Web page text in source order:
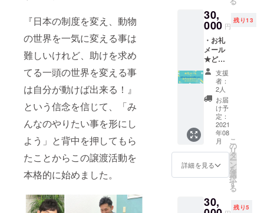
『日本の制度を変え、動物
の世界を一気に変える事は
難しいけれど、助けを求め
てる一頭の世界を変える事
は自分が動けば出来る！』
という信念を信じて、「み
んなのやりたい事を形にし
よう」と背中を押してもら
たことからこの譲渡活動を
本格的に始めました。
お願いいた
中国
製、本
体洗濯
表示：
無、大
きさ20
㎝
×20cm
※2021
年8月～
11月の
間にお
届けし
ます。
30,
000 円
残り13
・お礼
メール
★どち
らかお
選びく
ださい
★ ①・
愛犬お
誕生日
ケーキ
（１
個） 直
径:9.5c
m×高
さ:4.5c
m 【原
カッ
テージ
支援
者：
2人
お届
け予
定：
2021
年08
月
詳細を見る
こ
の
リ
タ
ー
ン
を
選
択
す
る
30, 残り5